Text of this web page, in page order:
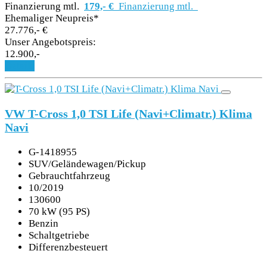
PROBEFAHRT
Finanzierung mtl. 179,- € Finanzierung mtl.
Ehemaliger Neupreis*
27.776,- €
Unser Angebotspreis:
12.900,-
VW T-Cross 1,0 TSI Life (Navi+Climatr.) Klima
Navi
G-1418955
SUV/Geländewagen/Pickup
Gebrauchtfahrzeug
10/2019
130600
70 kW (95 PS)
Benzin
Schaltgetriebe
Differenzbesteuert